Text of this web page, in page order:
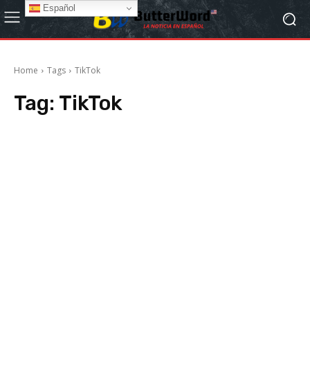
Home Tags TikTok
Tag: TikTok
Español